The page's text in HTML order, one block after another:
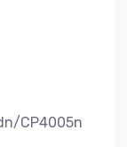
CP4005n